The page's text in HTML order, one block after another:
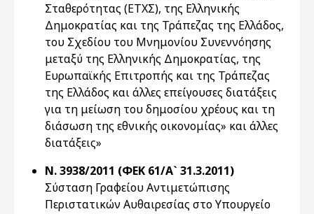
Σταθερότητας (ΕΤΧΣ), της Ελληνικής
Δημοκρατίας και της Τράπεζας της Ελλάδος,
του Σχεδίου του Μνημονίου Συνεννόησης
μεταξύ της Ελληνικής Δημοκρατίας, της
Ευρωπαϊκής Επιτροπής και της Τράπεζας
της Ελλάδος και άλλες επείγουσες διατάξεις
για τη μείωση του δημοσίου χρέους και τη
διάσωση της εθνικής οικονομίας» και άλλες
διατάξεις»
Ν. 3938/2011 (ΦΕΚ 61/Α` 31.3.2011)
Σύσταση Γραφείου Αντιμετώπισης
Περιστατικών Αυθαιρεσίας στο Υπουργείο